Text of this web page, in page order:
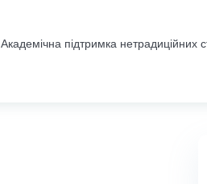
Академічна підтримка нетрадиційних